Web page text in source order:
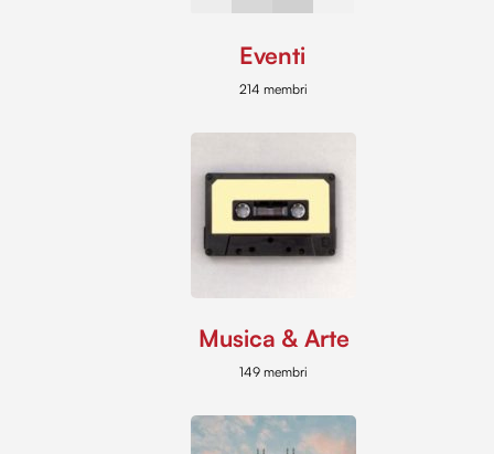
Eventi
214 membri
Musica & Arte
149 membri